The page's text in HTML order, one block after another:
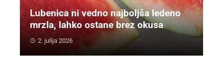
Lubenica ni vedno najboljša ledeno
mrzla, lahko ostane brez okusa
2. julija 2026